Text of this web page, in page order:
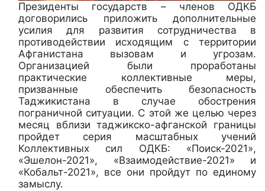
Президенты государств – членов ОДКБ
договорились приложить дополнительные
усилия для развития сотрудничества в
противодействии исходящим с территории
Афганистана вызовам и угрозам.
Организацией были проработаны
практические коллективные меры,
призванные обеспечить безопасность
Таджикистана в случае обострения
пограничной ситуации. С этой же целью через
месяц вблизи таджикско-афганской границы
пройдет серия масштабных учений
Коллективных сил ОДКБ: «Поиск-2021»,
«Эшелон-2021», «Взаимодействие-2021» и
«Кобальт-2021», все они пройдут по единому
замыслу.